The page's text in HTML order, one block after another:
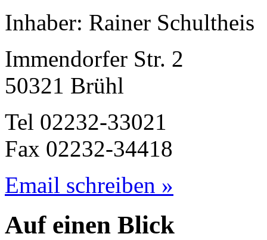
Inhaber: Rainer Schultheis
Immendorfer Str. 2
50321 Brühl
Tel 02232-33021
Fax 02232-34418
Email schreiben »
Auf einen Blick